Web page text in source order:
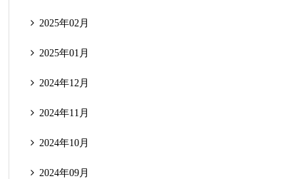
2025年02月
2025年01月
2024年12月
2024年11月
2024年10月
2024年09月